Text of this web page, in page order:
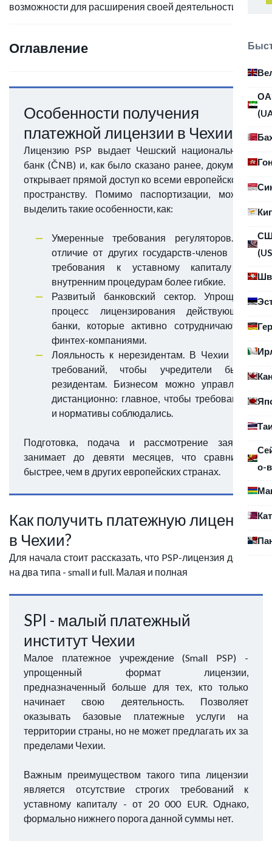
о-
возможности для расширения своей деятельности.
Оглавление
Особенности получения
платежной лицензии в Чехии
Лицензию PSP выдает Чешский национальный
банк (ČNB) и, как было сказано ранее, документ
открывает прямой доступ ко всеми европейскому
пространству. Помимо паспортизации, можно
выделить такие особенности, как:
Умеренные требования регуляторов. В
отличие от других государств-членов ЕС,
требования к уставному капиталу и
внутренним процедурам более гибкие.
Развитый банковский сектор. Упрощает
процесс лицензирования действующие
банки, которые активно сотрудничают с
финтех-компаниями.
Лояльность к нерезидентам. В Чехии нет
требований, чтобы учредители были
резидентам. Бизнесом можно управлять
дистанционно: главное, чтобы требования
и нормативы соблюдались.
Подготовка, подача и рассмотрение заявки
занимает до девяти месяцев, что сравнимо
быстрее, чем в других европейских странах.
Как получить платежную лицензию
в Чехии?
Для начала стоит рассказать, что PSP-лицензия делится
на два типа - small и full. Малая и полная
SPI - малый платежный
институт Чехии
Малое платежное учреждение (Small PSP) -
упрощенный формат лицензии,
предназначенный больше для тех, кто только
начинает свою деятельность. Позволяет
оказывать базовые платежные услуги на
территории страны, но не может предлагать их за
пределами Чехии.
Важным преимуществом такого типа лицензии
является отсутствие строгих требований к
уставному капиталу - от 20 000 EUR. Однако,
формально нижнего порога данной суммы нет.